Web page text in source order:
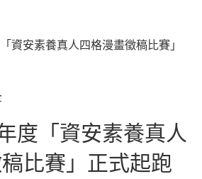
資安素養真人四格漫畫徵稿比賽」
度「資安素養真人
比賽」正式起跑